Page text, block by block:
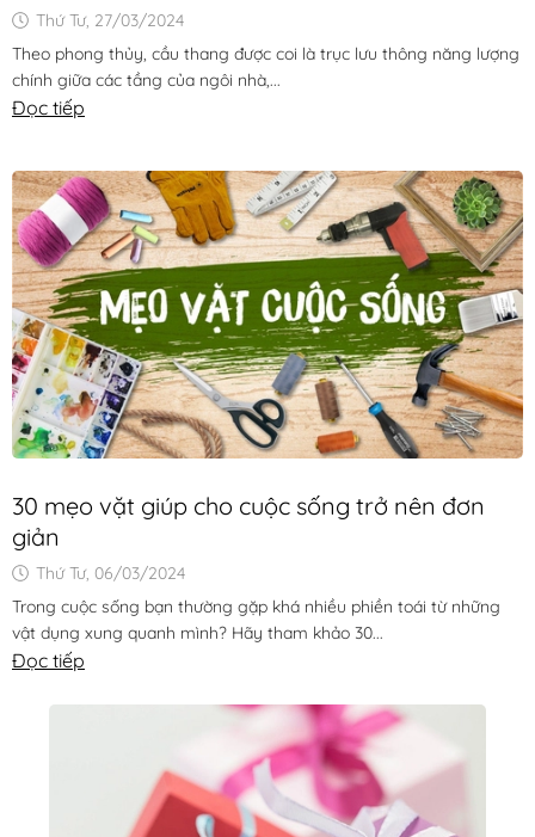
Thứ Tư, 27/03/2024
Theo phong thủy, cầu thang được coi là trục lưu thông năng lượng
chính giữa các tầng của ngôi nhà,...
Đọc tiếp
30 mẹo vặt giúp cho cuộc sống trở nên đơn
giản
Thứ Tư, 06/03/2024
Trong cuộc sống bạn thường gặp khá nhiều phiền toái từ những
vật dụng xung quanh mình? Hãy tham khảo 30...
Đọc tiếp